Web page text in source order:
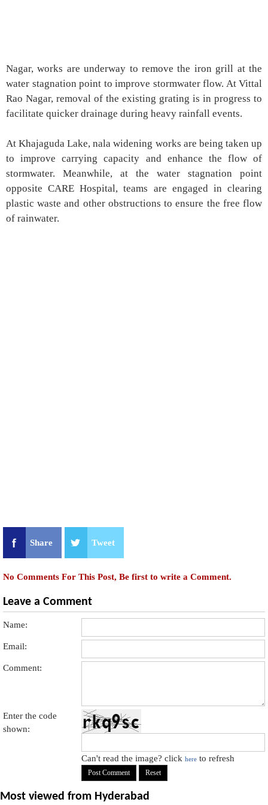
Nagar, works are underway to remove the iron grill at the
water stagnation point to improve stormwater flow. At Vittal
Rao Nagar, removal of the existing grating is in progress to
facilitate quicker drainage during heavy rainfall events.
At Khajaguda Lake, nala widening works are being taken up
to improve carrying capacity and enhance the flow of
stormwater. Meanwhile, at the water stagnation point
opposite CARE Hospital, teams are engaged in clearing
plastic waste and other obstructions to ensure the free flow
of rainwater.
Share Tweet
No Comments For This Post, Be first to write a Comment.
Leave a Comment
Name:
Email:
Comment:
Enter the code
shown:
Can't read the image? clickhere to refresh
Most viewed from Hyderabad